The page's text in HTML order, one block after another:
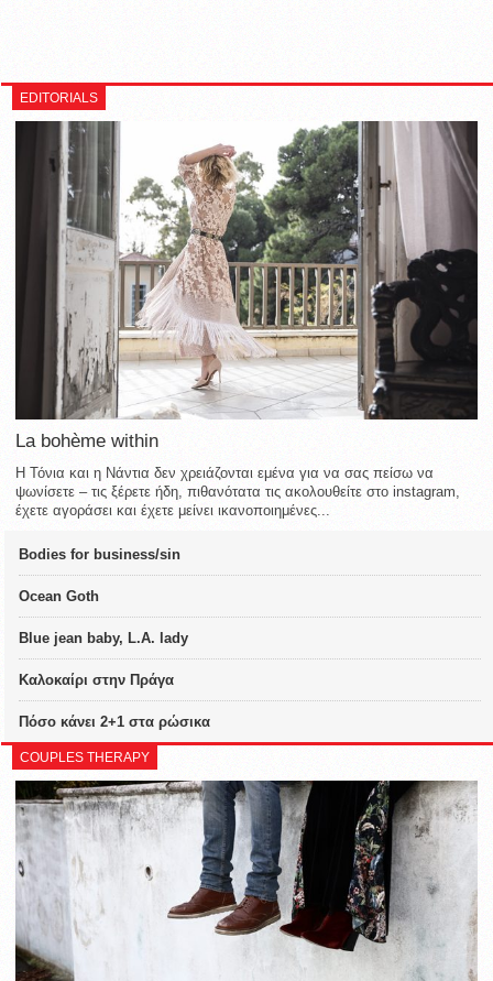
EDITORIALS
La bohème within
Η Τόνια και η Νάντια δεν χρειάζονται εμένα για να σας πείσω να
ψωνίσετε – τις ξέρετε ήδη, πιθανότατα τις ακολουθείτε στο instagram,
έχετε αγοράσει και έχετε μείνει ικανοποιημένες...
Bodies for business/sin
Ocean Goth
Blue jean baby, L.A. lady
Καλοκαίρι στην Πράγα
Πόσο κάνει 2+1 στα ρώσικα
COUPLES THERAPY